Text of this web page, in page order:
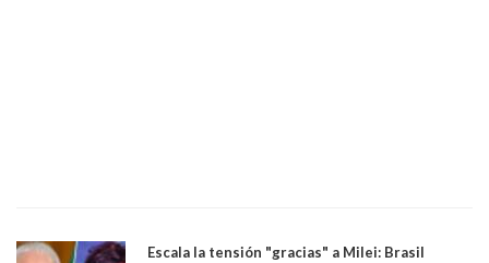
Escala la tensión "gracias" a Milei: Brasil